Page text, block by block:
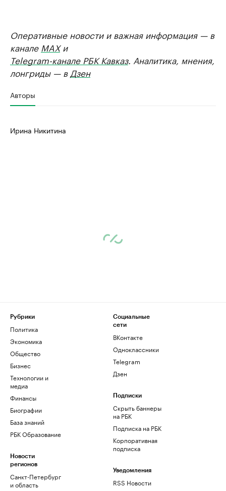
Оперативные новости и важная информация — в
канале MAXи
Telegram-канале РБК Кавказ. Аналитика, мнения,
лонгриды — в Дзен
Авторы
Ирина Никитина
Рубрики
Политика
Экономика
Общество
Бизнес
Технологии и
медиа
Финансы
Биографии
База знаний
РБК Образование
Новости
регионов
Санкт-Петербург
и область
Социальные
сети
ВКонтакте
Одноклассники
Telegram
Дзен
Подписки
Скрыть баннеры
на РБК
Подписка на РБК
Корпоративная
подписка
Уведомления
RSS Новости